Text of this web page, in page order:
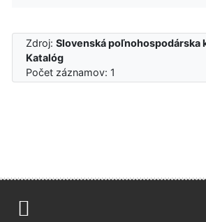
Zdroj:Slovenská poľnohospodárska
Katalóg
Počet záznamov: 1